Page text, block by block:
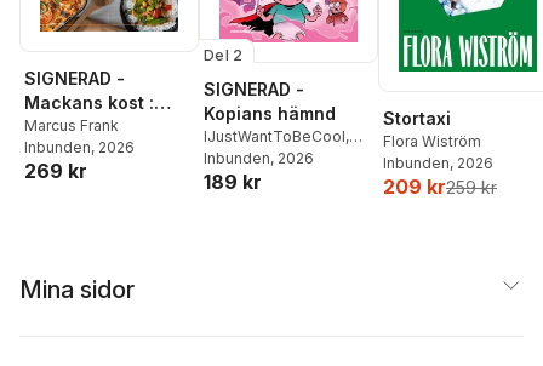
SIGNERAD -
Mackans kost :
Middagar och
matlådor
Marcus Frank
Inbunden, 2026
269 kr
Del 2
SIGNERAD -
Kopians hämnd
IJustWantToBeCool,
Joel Adolphson
Ejdemo Beer
Inbunden, 2026
189 kr
Stortaxi
Flora Wiström
Inbunden, 2026
209 kr259 kr
Mina sidor